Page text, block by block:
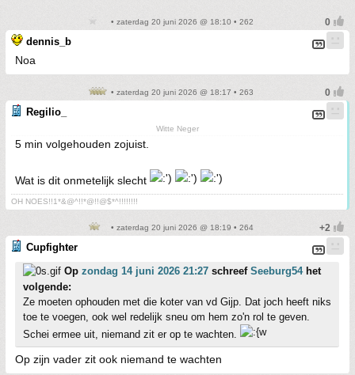
• zaterdag 20 juni 2026 @ 18:10 • 262
dennis_b
Noa
• zaterdag 20 juni 2026 @ 18:17 • 263
Regilio_
Witte Neger
5 min volgehouden zojuist.
Wat is dit onmetelijk slecht
OH NOES!!1*&@^!!*@!!@$*^!!!!!!!!
• zaterdag 20 juni 2026 @ 18:19 • 264
Cupfighter
Op zondag 14 juni 2026 21:27 schreef Seeburg54het
volgende:
Ze moeten ophouden met die koter van vd Gijp. Dat joch heeft niks
toe te voegen, ook wel redelijk sneu om hem zo'n rol te geven.
Schei ermee uit, niemand zit er op te wachten.
Op zijn vader zit ook niemand te wachten